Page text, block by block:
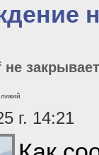
г. 14:21